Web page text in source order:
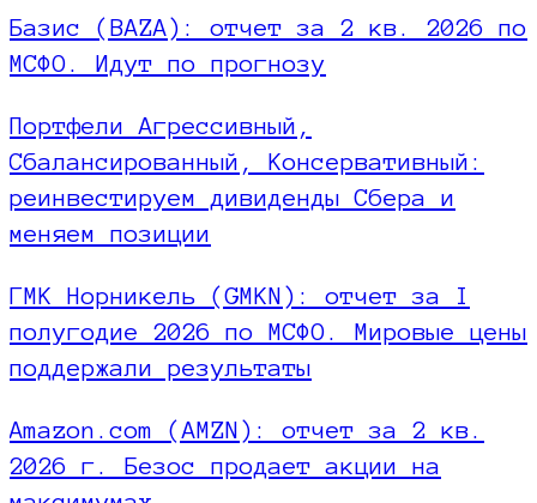
Базис (BAZA): отчет за 2 кв. 2026 по
МСФО. Идут по прогнозу
Портфели Агрессивный,
Сбалансированный, Консервативный:
реинвестируем дивиденды Сбера и
меняем позиции
ГМК Норникель (GMKN): отчет за I
полугодие 2026 по МСФО. Мировые цены
поддержали результаты
Amazon.com (AMZN): отчет за 2 кв.
2026 г. Безос продает акции на